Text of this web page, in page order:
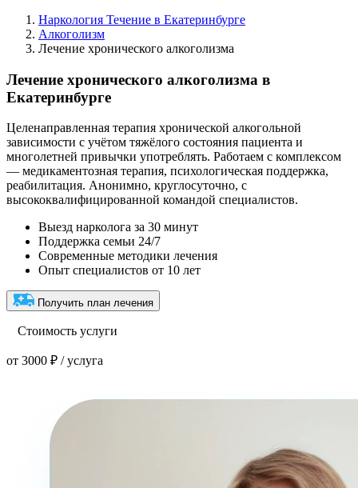
Наркология Течение в Екатеринбурге
Алкоголизм
Лечение хронического алкоголизма
Лечение хронического алкоголизма в
Екатеринбурге
Целенаправленная терапия хронической алкогольной
зависимости с учётом тяжёлого состояния пациента и
многолетней привычки употреблять. Работаем с комплексом
— медикаментозная терапия, психологическая поддержка,
реабилитация. Анонимно, круглосуточно, с
высококвалифицированной командой специалистов.
Выезд нарколога за 30 минут
Поддержка семьи 24/7
Современные методики лечения
Опыт специалистов от 10 лет
Получить план лечения
Стоимость услуги
от 3000 ₽ / услуга